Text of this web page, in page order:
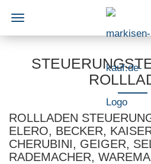
ROLLLADEN
ELERO, BECKER,
CHERUBINI, GEIGER,
RADEMACHER,